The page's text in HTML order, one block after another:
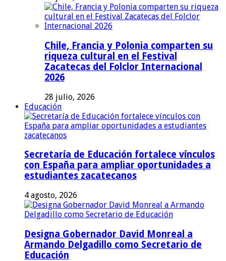
Chile, Francia y Polonia comparten su
riqueza cultural en el Festival
Zacatecas del Folclor Internacional
2026
28 julio, 2026
Educación
Secretaría de Educación fortalece vínculos
con España para ampliar oportunidades a
estudiantes zacatecanos
4 agosto, 2026
Designa Gobernador David Monreal a
Armando Delgadillo como Secretario de
Educación